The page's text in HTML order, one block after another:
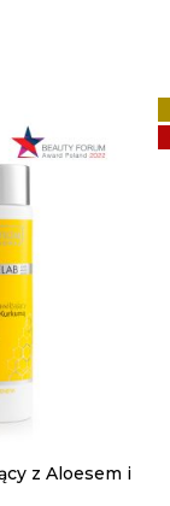
z Aloesem i